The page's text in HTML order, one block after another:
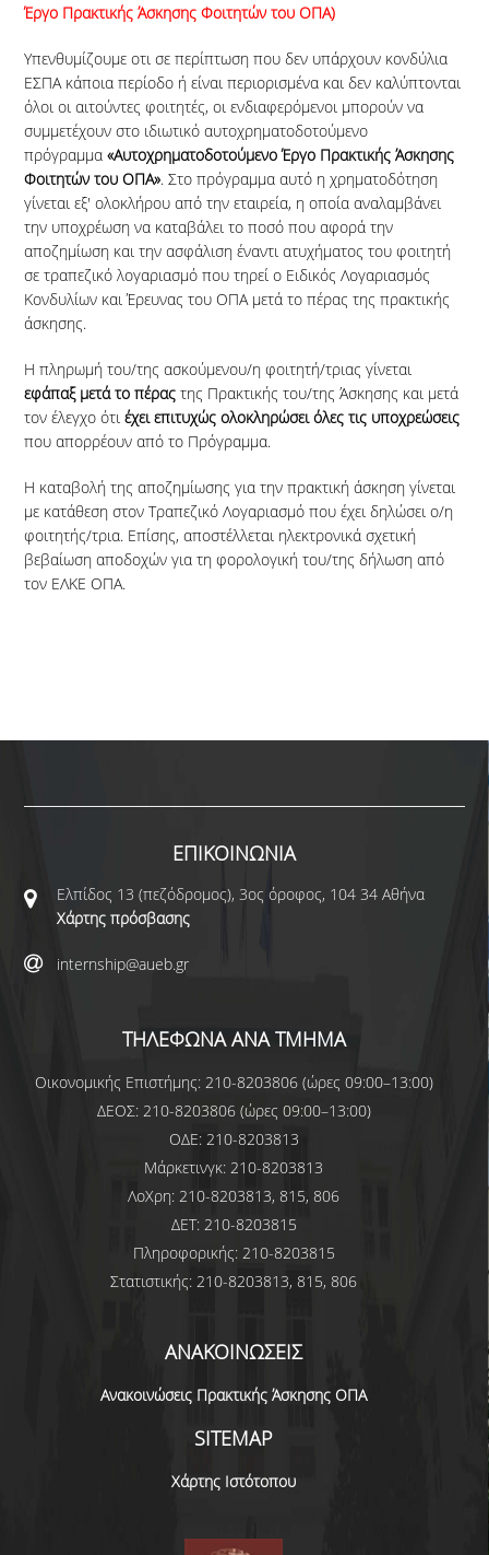
ΠΡΟΫΠΟΘΕΣΕΙΣ ΚΑΙ ΟΡΟΙ
ΣΥΜΜΕΤΟΧΗΣ
ΔΙΑΔΙΚΑΣΙΕΣ
ΑΠΟΓΡΑΦΗ ΕΦΚΑ
ΑΠΟΖΗΜΙΩΣΗ ΦΟΙΤΗΤΩΝ
ΔΙΑΡΚΕΙΑ & ΠΕΡΙΟΔΟΙ
ΥΛΟΠΟΙΗΣΗΣ
ΑΚΥΡΩΣΗΣ
ΦΟΡΕΙΣ ΑΠΑΣΧΟΛΗΣΗΣ
ΓΙΑ ΠΡΟΠΤΥΧΙΑΚΟΥΣ ΦΟΙΤΗΤΕΣ
ΓΙΑ ΜΕΤΑΠΤΥΧΙΑΚΟΥΣ ΦΟΙΤΗΤΕΣ
ΚΑΙΝΟΤΟΜΙΑ 2014 - 2020
Έργο Πρακτικής Άσκησης Φοιτητών του ΟΠΑ)
Υπενθυμίζουμε οτι σε περίπτωση που δεν υπάρχουν κονδύλια
ΕΣΠΑ κάποια περίοδο ή είναι περιορισμένα και δεν καλύπτονται
όλοι οι αιτούντες φοιτητές, οι ενδιαφερόμενοι μπορούν να
συμμετέχουν στο ιδιωτικό αυτοχρηματοδοτούμενο
πρόγραμμα«Αυτοχρηματοδοτούμενο Έργο Πρακτικής Άσκησης
Φοιτητών του ΟΠΑ». Στο πρόγραμμα αυτό η χρηματοδότηση
γίνεται εξ' ολοκλήρου από την εταιρεία, η οποία αναλαμβάνει
την υποχρέωση να καταβάλει το ποσό που αφορά την
αποζημίωση και την ασφάλιση έναντι ατυχήματος του φοιτητή
σε τραπεζικό λογαριασμό που τηρεί ο Ειδικός Λογαριασμός
Κονδυλίων και Έρευνας του ΟΠΑ μετά το πέρας της πρακτικής
άσκησης.
Η πληρωμή του/της ασκούμενου/η φοιτητή/τριας γίνεται
εφάπαξ μετά το πέρας της Πρακτικής του/της Άσκησης και μετά
τον έλεγχο ότιέχει επιτυχώς ολοκληρώσει όλες τις υποχρεώσεις
που απορρέουν από το Πρόγραμμα.
Η καταβολή της αποζημίωσης για την πρακτική άσκηση γίνεται
με κατάθεση στον Τραπεζικό Λογαριασμό που έχει δηλώσει ο/η
φοιτητής/τρια. Επίσης, αποστέλλεται ηλεκτρονικά σχετική
βεβαίωση αποδοχών για τη φορολογική του/της δήλωση από
τον ΕΛΚΕ ΟΠΑ.
ΕΠΙΚΟΙΝΩΝΙΑ
Ελπίδος 13 (πεζόδρομος), 3ος όροφος, 104 34 Αθήνα
Χάρτης πρόσβασης
internship@aueb.gr
ΤΗΛΕΦΩΝΑ ΑΝΑ ΤΜΗΜΑ
Οικονομικής Επιστήμης: 210-8203806 (ώρες 09:00–13:00)
ΔΕΟΣ: 210-8203806 (ώρες 09:00–13:00)
ΟΔΕ: 210-8203813
Μάρκετινγκ: 210-8203813
ΛοΧρη: 210-8203813, 815, 806
ΔΕΤ: 210-8203815
Πληροφορικής: 210-8203815
Στατιστικής: 210-8203813, 815, 806
ΑΝΑΚΟΙΝΩΣΕΙΣ
Ανακοινώσεις Πρακτικής Άσκησης ΟΠΑ
SITEMAP
Χάρτης Ιστότοπου